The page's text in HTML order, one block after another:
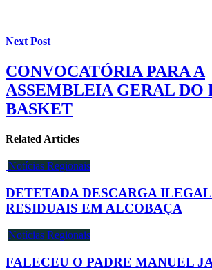
Next Post
CONVOCATÓRIA PARA A
ASSEMBLEIA GERAL DO
BASKET
Related Articles
Notícias Regionais
DETETADA DESCARGA
RESIDUAIS EM ALCOBAÇA
Notícias Regionais
FALECEU O PADRE MANUEL